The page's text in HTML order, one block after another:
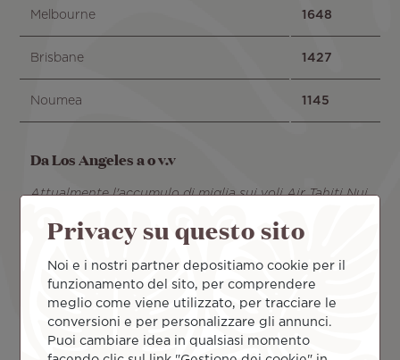
Melbourne 1648
Brisbane 1427
Noumea 1145
Da Los Angeles a o v.v
Attualmente l'accumulo di miglia sui voli Air Tahiti Nui
Albuquerque 677
Austin 1236
Elpaso 714
Privacy su questo sito
Noi e i nostri partner depositiamo cookie per il
funzionamento del sito, per comprendere
meglio come viene utilizzato, per tracciare le
conversioni e per personalizzare gli annunci.
Puoi cambiare idea in qualsiasi momento